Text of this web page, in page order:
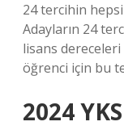
24 tercihin
Adayların 24
lisans
öğrenci için bu
2024